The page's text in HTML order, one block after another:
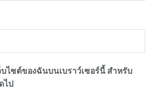
ไซต์ของฉันบนเบราว์เซอร์นี้ สำหรับ
ไป